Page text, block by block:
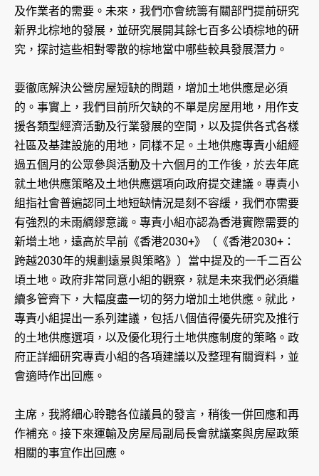
及作業者的需要。未來，我們亦會統籌有關部門提前研究
新界北棕地的發展，並研究展開其餘七百多公頃棕地的研
究，探討這些相對零散的棕地當中哪些較具發展潛力。
要徹底解決公營房屋短缺的問題，增加土地供應是必須
的。事實上，我們目前所欠缺的不單是房屋用地，用作支
援各類型經濟活動及行業發展的空間，以及提供各式各樣
社區及基建設施的用地，同樣不足。土地供應專責小組經
過五個月的公眾參與活動及十六個月的工作後，於去年底
就土地供應策略及土地供應選項向政府提交建議。專責小
組指社會普遍認同土地短缺情況是刻不容緩，我們亦需要
有強烈的未雨綢繆意識。專責小組亦認為香港實際需要的
新增土地，遠高於早前《香港2030+》（《香港2030+：
跨越2030年的規劃遠景與策略》）當中提及的一千二百公
頃土地。政府非常同意小組的觀察，就是未來我們必須繼
續多管齊下，大幅度盡一切的努力增加土地供應。就此，
專責小組提出一系列建議，包括八個值得優先研究及推行
的土地供應選項，以及優化現行土地供應制度的策略。政
府正詳細研究專責小組的各項建議以及整理有關資料，並
會適時作出回應。
主席，我將細心聆聽各位議員的發言，稍後一併回應和再
作補充。接下來運輸及房屋局副局長會就議案與房屋政策
相關的事宜作出回應。